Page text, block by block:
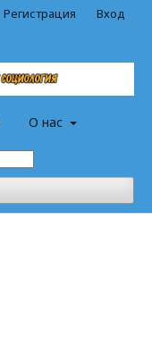
О нас
Регистрация Вход